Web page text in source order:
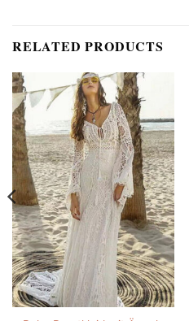
RELATED PRODUCTS